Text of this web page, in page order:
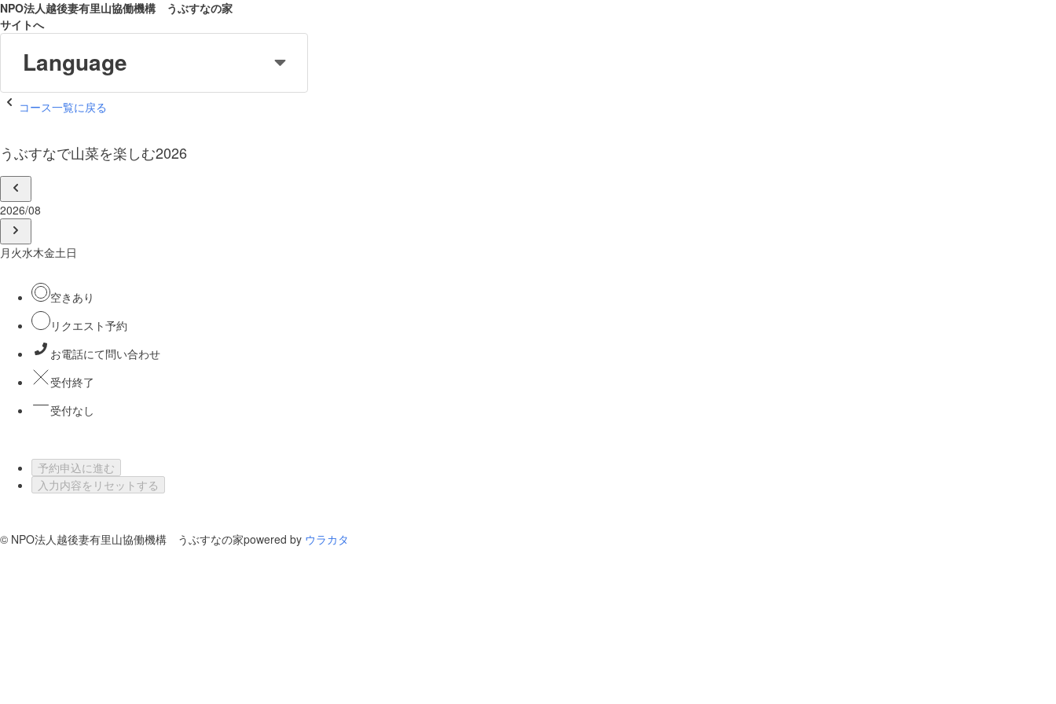
NPO法人越後妻有里山協働機構 うぶすなの家
サイトへ
Language
コース一覧に戻る
うぶすなで山菜を楽しむ2026
2026/08
月 火水木金土日
空きあり
リクエスト予約
お電話にて問い合わせ
受付終了
受付なし
予約申込に進む
入力内容をリセットする
© NPO法人越後妻有里山協働機構 うぶすなの家powered by ウラカタ